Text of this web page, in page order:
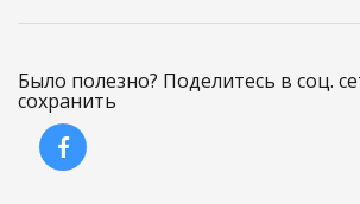
Было полезно? Поделитесь в соц.
сохранить